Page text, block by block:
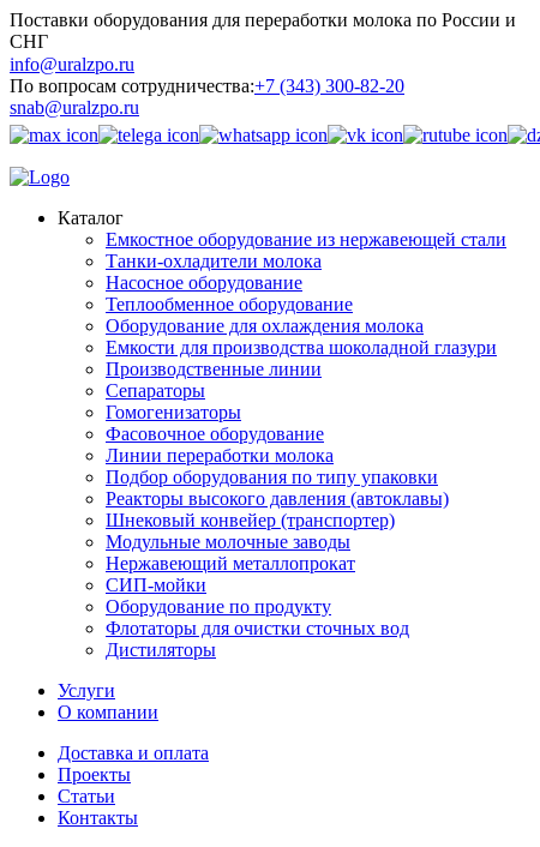
Поставки оборудования для переработки молока по России и
СНГ
info@uralzpo.ru
По вопросам сотрудничества:+7 (343) 300-82-20
snab@uralzpo.ru
Каталог
Емкостное оборудование из нержавеющей стали
Танки-охладители молока
Насосное оборудование
Теплообменное оборудование
Оборудование для охлаждения молока
Емкости для производства шоколадной глазури
Производственные линии
Сепараторы
Гомогенизаторы
Фасовочное оборудование
Линии переработки молока
Подбор оборудования по типу упаковки
Реакторы высокого давления (автоклавы)
Шнековый конвейер (транспортер)
Модульные молочные заводы
Нержавеющий металлопрокат
СИП-мойки
Оборудование по продукту
Флотаторы для очистки сточных вод
Дистиляторы
Услуги
О компании
Доставка и оплата
Проекты
Статьи
Контакты